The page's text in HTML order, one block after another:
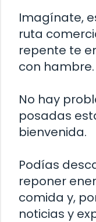
Imagínate,
ruta
repente te
con hambre.
No hay
posadas
bienvenida.
Podías
reponer
comida y,
noticias y